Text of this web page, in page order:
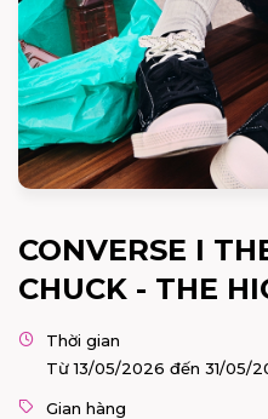
CONVERSE I
CHUCK - THE
Thời gian
Từ 13/05/2026 đến 31/05/
Gian hàng